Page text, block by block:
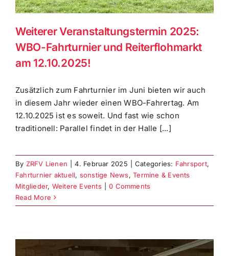
Weiterer Veranstaltungstermin 2025:
WBO-Fahrturnier und Reiterflohmarkt
am 12.10.2025!
Zusätzlich zum Fahrturnier im Juni bieten wir auch
in diesem Jahr wieder einen WBO-Fahrertag. Am
12.10.2025 ist es soweit. Und fast wie schon
traditionell: Parallel findet in der Halle [...]
By ZRFV Lienen 4. Februar 2025 Categories: Fahrsport,
Fahrturnier aktuell, sonstige News,Termine & Events
Mitglieder, Weitere Events
0 Comments
Read More